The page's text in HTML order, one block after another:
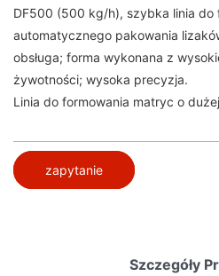
DF500 (500 kg/h), szybka linia do
automatycznego pakowania
obsługa; forma wykonana z
żywotności; wysoka precyzja.
Linia do formowania matryc o
zapytanie
Szczegóły